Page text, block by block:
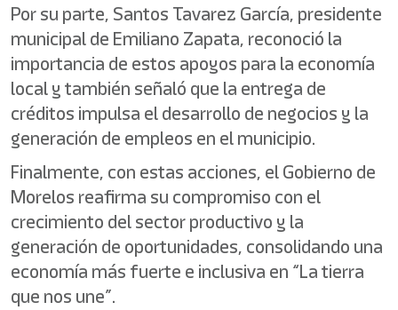
Por su parte, Santos Tavarez García, presidente
municipal de Emiliano Zapata, reconoció la
importancia de estos apoyos para la economía
local y también señaló que la entrega de
créditos impulsa el desarrollo de negocios y la
generación de empleos en el municipio.
Finalmente, con estas acciones, el Gobierno de
Morelos reafirma su compromiso con el
crecimiento del sector productivo y la
generación de oportunidades, consolidando una
economía más fuerte e inclusiva en “La tierra
que nos une”.